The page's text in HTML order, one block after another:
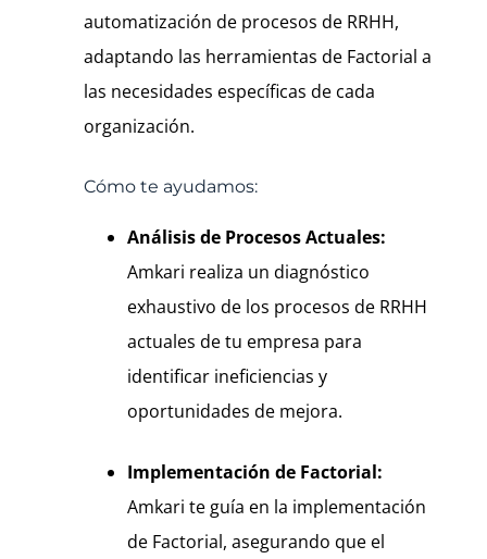
automatización de procesos de RRHH,
adaptando las herramientas de Factorial a
las necesidades específicas de cada
organización.
Cómo te ayudamos:
Análisis de Procesos Actuales:
Amkari realiza un diagnóstico
exhaustivo de los procesos de RRHH
actuales de tu empresa para
identificar ineficiencias y
oportunidades de mejora.
Implementación de Factorial:
Amkari te guía en la implementación
de Factorial, asegurando que el